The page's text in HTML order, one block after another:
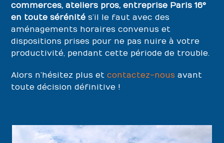
commerces, ateliers pros, entreprise Paris 16°
en toute sérénité s’il le faut avec des
aménagements horaires convenus et
dispositions prises pour ne pas nuire à votre
productivité, pendant cette période de trouble.
Alors n’hésitez plus etcontactez-nous avant
toute décision définitive !